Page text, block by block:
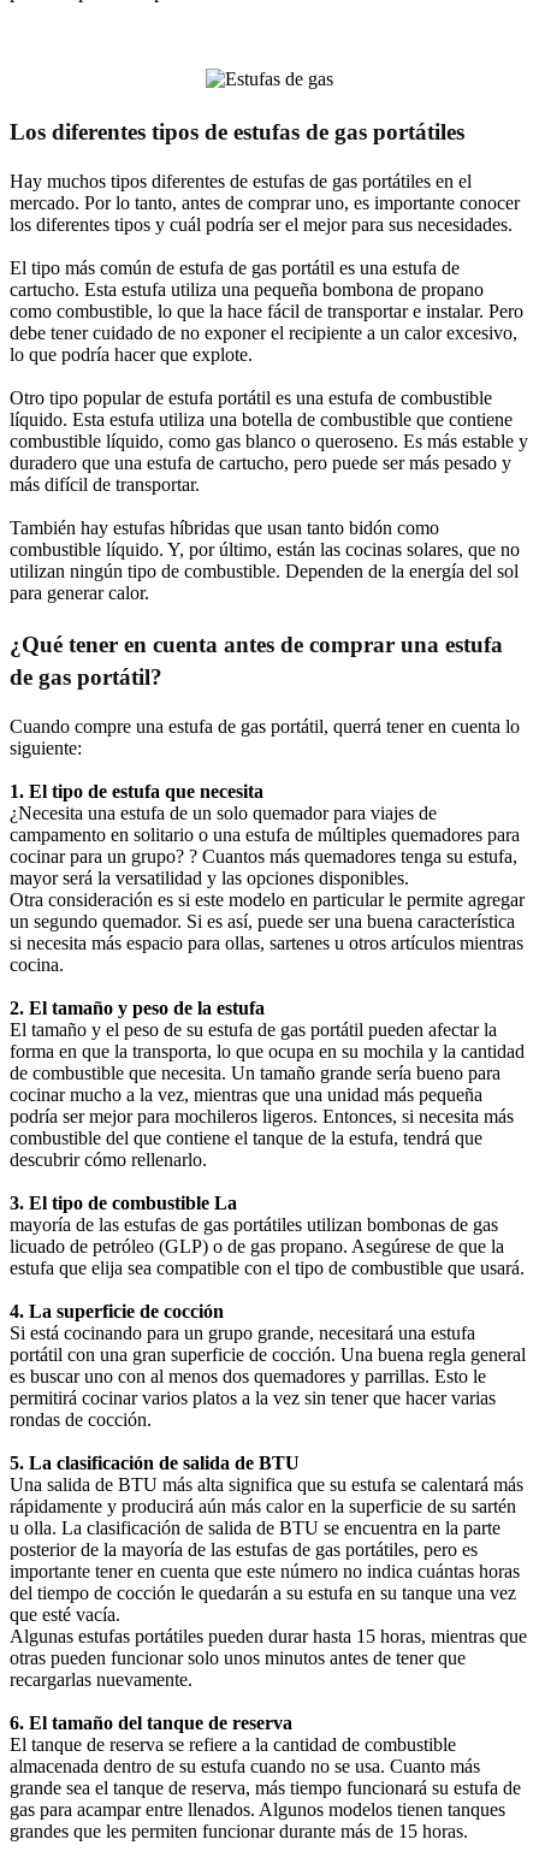
Los diferentes tipos de estufas de gas portátiles
Hay muchos tipos diferentes de estufas de gas portátiles en el
mercado. Por lo tanto, antes de comprar uno, es importante conocer
los diferentes tipos y cuál podría ser el mejor para sus necesidades.
El tipo más común de estufa de gas portátil es una estufa de
cartucho. Esta estufa utiliza una pequeña bombona de propano
como combustible, lo que la hace fácil de transportar e instalar. Pero
debe tener cuidado de no exponer el recipiente a un calor excesivo,
lo que podría hacer que explote.
Otro tipo popular de estufa portátil es una estufa de combustible
líquido. Esta estufa utiliza una botella de combustible que contiene
combustible líquido, como gas blanco o queroseno. Es más estable y
duradero que una estufa de cartucho, pero puede ser más pesado y
más difícil de transportar.
También hay estufas híbridas que usan tanto bidón como
combustible líquido. Y, por último, están las cocinas solares, que no
utilizan ningún tipo de combustible. Dependen de la energía del sol
para generar calor.
¿Qué tener en cuenta antes de comprar una estufa
de gas portátil?
Cuando compre una estufa de gas portátil, querrá tener en cuenta lo
siguiente:
1. El tipo de estufa que necesita
¿Necesita una estufa de un solo quemador para viajes de
campamento en solitario o una estufa de múltiples quemadores para
cocinar para un grupo? ? Cuantos más quemadores tenga su estufa,
mayor será la versatilidad y las opciones disponibles.
Otra consideración es si este modelo en particular le permite agregar
un segundo quemador. Si es así, puede ser una buena característica
si necesita más espacio para ollas, sartenes u otros artículos mientras
cocina.
2. El tamaño y peso de la estufa
El tamaño y el peso de su estufa de gas portátil pueden afectar la
forma en que la transporta, lo que ocupa en su mochila y la cantidad
de combustible que necesita. Un tamaño grande sería bueno para
cocinar mucho a la vez, mientras que una unidad más pequeña
podría ser mejor para mochileros ligeros. Entonces, si necesita más
combustible del que contiene el tanque de la estufa, tendrá que
descubrir cómo rellenarlo.
3. El tipo de combustible La
mayoría de las estufas de gas portátiles utilizan bombonas de gas
licuado de petróleo (GLP) o de gas propano. Asegúrese de que la
estufa que elija sea compatible con el tipo de combustible que usará.
4. La superficie de cocción
Si está cocinando para un grupo grande, necesitará una estufa
portátil con una gran superficie de cocción. Una buena regla general
es buscar uno con al menos dos quemadores y parrillas. Esto le
permitirá cocinar varios platos a la vez sin tener que hacer varias
rondas de cocción.
5. La clasificación de salida de BTU
Una salida de BTU más alta significa que su estufa se calentará más
rápidamente y producirá aún más calor en la superficie de su sartén
u olla. La clasificación de salida de BTU se encuentra en la parte
posterior de la mayoría de las estufas de gas portátiles, pero es
importante tener en cuenta que este número no indica cuántas horas
del tiempo de cocción le quedarán a su estufa en su tanque una vez
que esté vacía.
Algunas estufas portátiles pueden durar hasta 15 horas, mientras que
otras pueden funcionar solo unos minutos antes de tener que
recargarlas nuevamente.
6. El tamaño del tanque de reserva
El tanque de reserva se refiere a la cantidad de combustible
almacenada dentro de su estufa cuando no se usa. Cuanto más
grande sea el tanque de reserva, más tiempo funcionará su estufa de
gas para acampar entre llenados. Algunos modelos tienen tanques
grandes que les permiten funcionar durante más de 15 horas.